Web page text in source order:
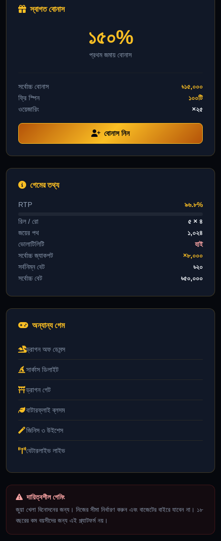
স্বাগত বোনাস
১৫০%
প্রথম জমায় বোনাস
সর্বোচ্চ বোনাস
৳১৫,০০০
ফ্রি স্পিন
১০০টি
ওয়েজারিং
×২৫
বোনাস নিন
গেমের তথ্য
RTP ৯৬.৮%
রিল / রো
৫ × ৪
জয়ের পথ
১,০২৪
ভোলাটিলিটি
হাই
সর্বোচ্চ জ্যাকপট
×৮,০০০
সর্বনিম্ন বেট
৳২০
সর্বোচ্চ বেট
৳৫০,০০০
অন্যান্য গেম
ড্রাগন অফ ডেমন্স
সার্কাস ডিলাইট
ড্রাগন গেট
বাটারফ্লাই ব্লসম
জিনিস ৩ উইশেস
বেটারলাইভ লাইভ
দায়িত্বশীল গেমিং
জুয়া খেলা বিনোদনের জন্য। নিজের সীমা নির্ধারণ করুন এবং বাজেটের বাইরে যাবেন না। ১৮
বছরের কম বয়সীদের জন্য এই প্ল্যাটফর্ম নয়।